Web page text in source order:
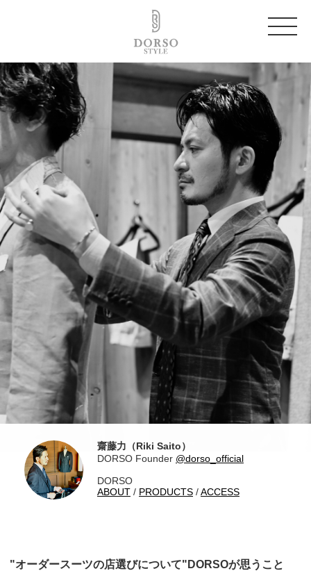
齋藤力（Riki Saito）
DORSO Founder @dorso_official
DORSO
ABOUT / PRODUCTS /ACCESS
"オーダースーツの店選びについて"DORSOが思うこと